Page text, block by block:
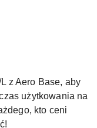
z Aero Base, aby
użytkowania na
kto ceni